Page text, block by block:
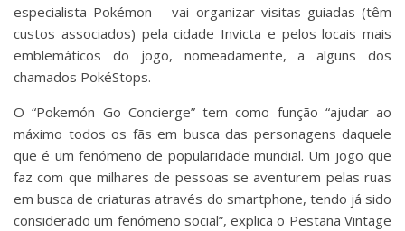
especialista Pokémon – vai organizar visitas guiadas (têm
custos associados) pela cidade Invicta e pelos locais mais
emblemáticos do jogo, nomeadamente, a alguns dos
chamados PokéStops.
O “Pokemón Go Concierge” tem como função “ajudar ao
máximo todos os fãs em busca das personagens daquele
que é um fenómeno de popularidade mundial. Um jogo que
faz com que milhares de pessoas se aventurem pelas ruas
em busca de criaturas através do smartphone, tendo já sido
considerado um fenómeno social”, explica o Pestana Vintage